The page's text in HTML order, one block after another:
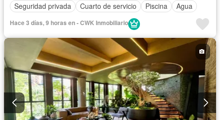
Seguridad privada
Cuarto de servicio Piscina Agua
Hace 3 días, 9 horas en - CWK Inmobiliario